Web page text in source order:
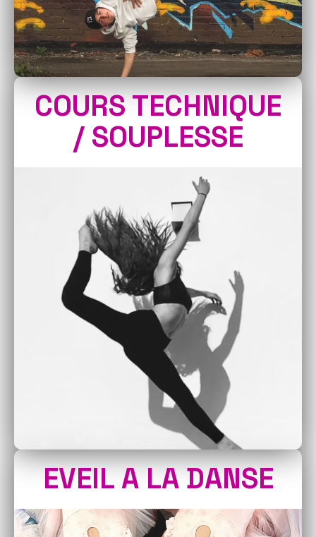
COURS TECHNIQUE
/ SOUPLESSE
EVEIL A LA DANSE